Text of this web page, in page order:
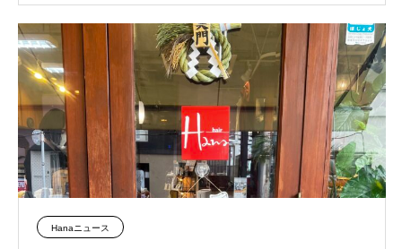
Hanaニュース